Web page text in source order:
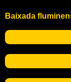
Baixada